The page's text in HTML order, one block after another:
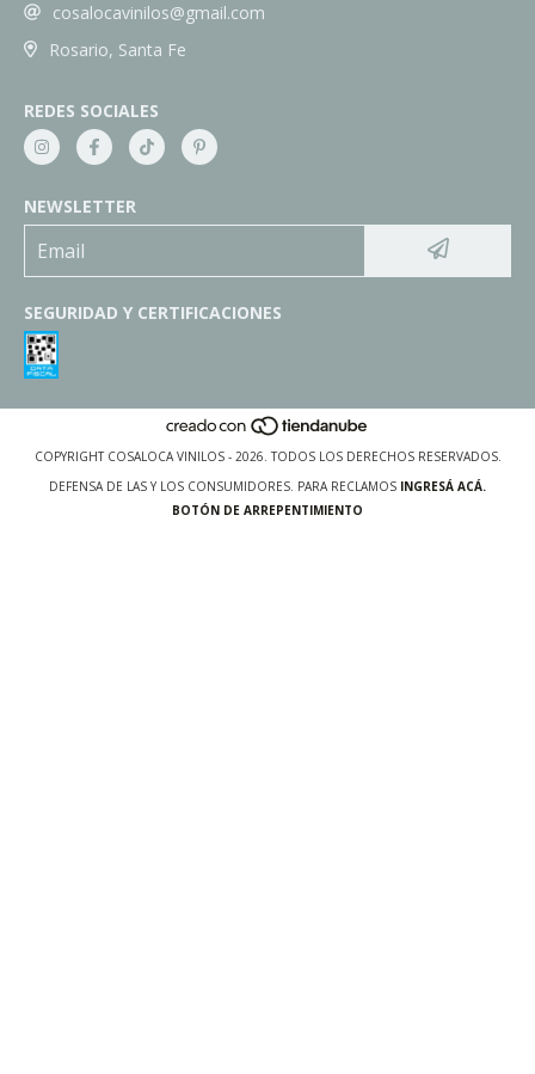
cosalocavinilos@gmail.com
Rosario, Santa Fe
REDES SOCIALES
NEWSLETTER
SEGURIDAD Y CERTIFICACIONES
COPYRIGHT COSALOCA VINILOS - 2026. TODOS LOS DERECHOS RESERVADOS.
DEFENSA DE LAS Y LOS CONSUMIDORES. PARA RECLAMOS INGRESÁ ACÁ.
BOTÓN DE ARREPENTIMIENTO